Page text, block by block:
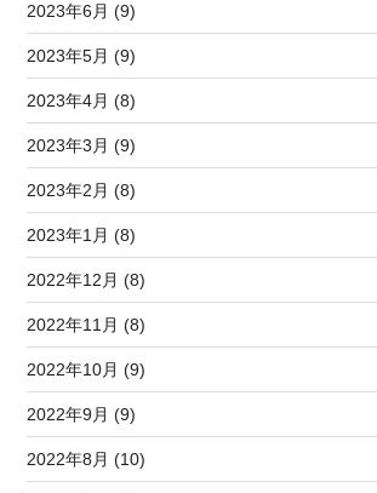
2023年6月 (9)
2023年5月 (9)
2023年4月 (8)
2023年3月 (9)
2023年2月 (8)
2023年1月 (8)
2022年12月 (8)
2022年11月 (8)
2022年10月 (9)
2022年9月 (9)
2022年8月 (10)